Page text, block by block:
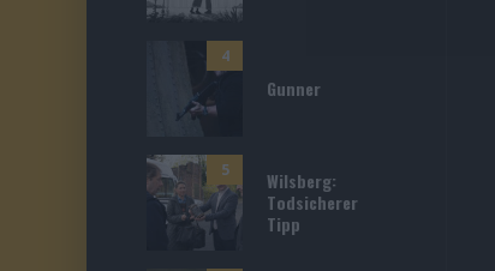
4
Gunner
5
Wilsberg:
Todsicherer
Tipp